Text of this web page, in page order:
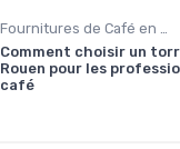
Fournitures de Café en Gros
Comment choisir un
Rouen pour les
café